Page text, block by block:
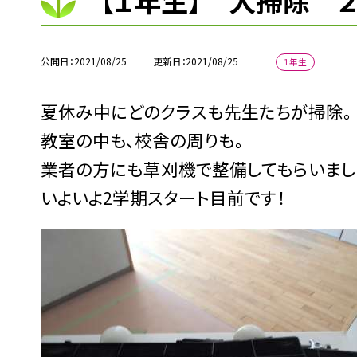
公開日 2021/08/25 更新日 2021/08/25 １年生
夏休み中にどのクラスも先生たちが掃除。
教室の中も、校舎の周りも。
業者の方にも草刈機で整備してもらいまし
いよいよ2学期スタート目前です！